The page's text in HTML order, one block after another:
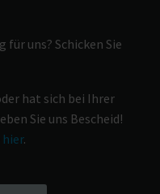
für uns? Schicken Sie
hat sich bei Ihrer
Sie uns Bescheid!
hier.